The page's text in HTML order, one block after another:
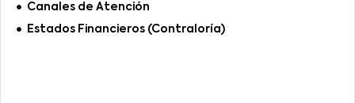
Canales de Atención
Estados Financieros (Contraloría)